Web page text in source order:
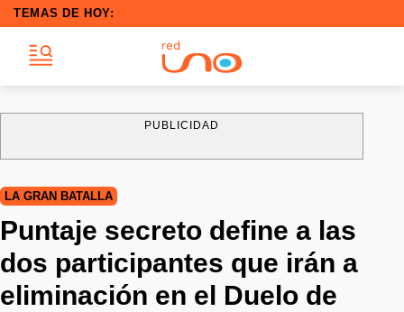
TEMAS DE HOY:
PUBLICIDAD
LA GRAN BATALLA
Puntaje secreto define a las
dos participantes que irán a
eliminación en el Duelo de